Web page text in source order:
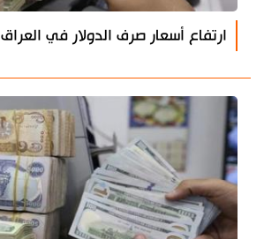
ارتفاع أسعار صرف الدولار في العراق